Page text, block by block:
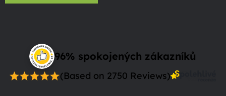
96% spokojených zákazníků
(Based on 2750 Reviews)